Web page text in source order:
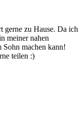
gerne zu Hause. Da ich
meiner nahen
machen kann!
teilen :)